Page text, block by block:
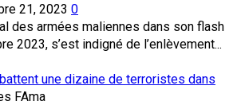
21, 2023 0
des armées maliennes dans son flash
2023, s’est indigné de l’enlèvement...
une dizaine de terroristes dans